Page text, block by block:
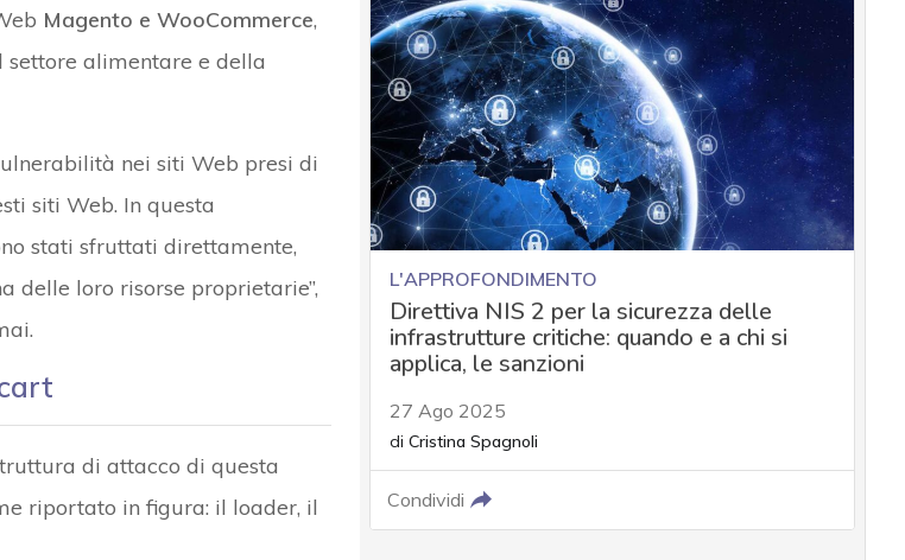
Magento e WooCommerce,
alimentare e della
nei siti Web presi di
siti Web. In questa
stati sfruttati direttamente,
delle loro risorse proprietarie”,
di attacco di questa
riportato in figura: il loader, il
L'APPROFONDIMENTO
Direttiva NIS 2 per la sicurezza delle
infrastrutture critiche: quando e a chi si
applica, le sanzioni
27 Ago 2025
di Cristina Spagnoli
Condividi